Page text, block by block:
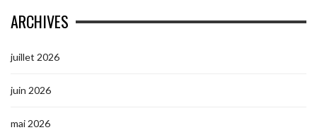
ARCHIVES
juillet 2026
juin 2026
mai 2026